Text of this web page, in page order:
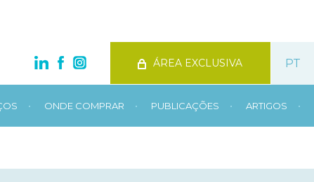
ÁREA EXCLUSIVA
• ONDE COMPRAR • PUBLICAÇÕES • ARTIGOS •